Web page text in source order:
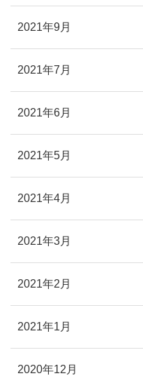
2021年9月
2021年7月
2021年6月
2021年5月
2021年4月
2021年3月
2021年2月
2021年1月
2020年12月